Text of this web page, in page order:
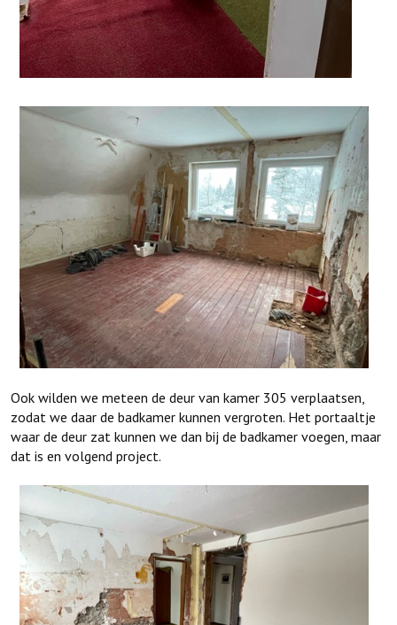
Ook wilden we meteen de deur van kamer 305 verplaatsen,
zodat we daar de badkamer kunnen vergroten. Het portaaltje
waar de deur zat kunnen we dan bij de badkamer voegen, maar
dat is en volgend project.